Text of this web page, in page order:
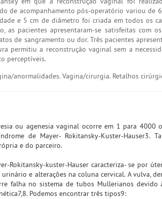
de acompanhamento pós-operatório variou de
e 5 cm de diâmetro foi criada em todos os
as pacientes apresentaram-se satisfeitas com
de sangramento ou dor. Três pacientes
permitiu a reconstrução vaginal sem a
perceptíveis.
anormalidades. Vagina/cirurgia. Retalhos
ou agenesia vaginal ocorre em 1 para 4000
de Mayer- Rokitansky-Kuster-Hauser3.
e do parceiro.
Rokitansky-kuster-Hauser caracteriza- se por
e alterações na coluna cervical. A vulva,
falha no sistema de tubos Mullerianos
Podemos encontrar três tipos9: